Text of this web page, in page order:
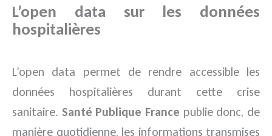
L’open data sur les données
hospitalières
L’open data permet de rendre accessible les
données hospitalières durant cette crise
sanitaire. Santé Publique France publie donc, de
manière quotidienne, les informations transmises